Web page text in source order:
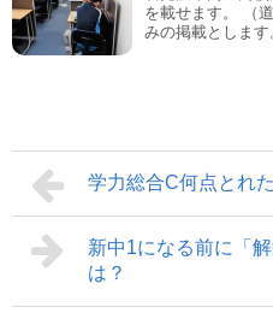
を載せます。 （
みの掲載としま
学力総合C何点とれ
新中1になる前に「
は？